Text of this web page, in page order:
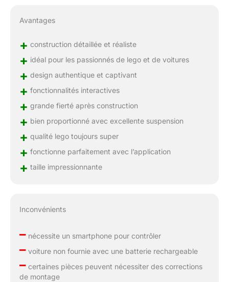
Avantages
+ construction détaillée et réaliste
+ idéal pour les passionnés de lego et de voitures
+ design authentique et captivant
+ fonctionnalités interactives
+ grande fierté après construction
+ bien proportionné avec excellente suspension
+ qualité lego toujours super
+ fonctionne parfaitement avec l’application
+ taille impressionnante
Inconvénients
–nécessite un smartphone pour contrôler
–voiture non fournie avec une batterie rechargeable
–certaines pièces peuvent nécessiter des corrections
de montage